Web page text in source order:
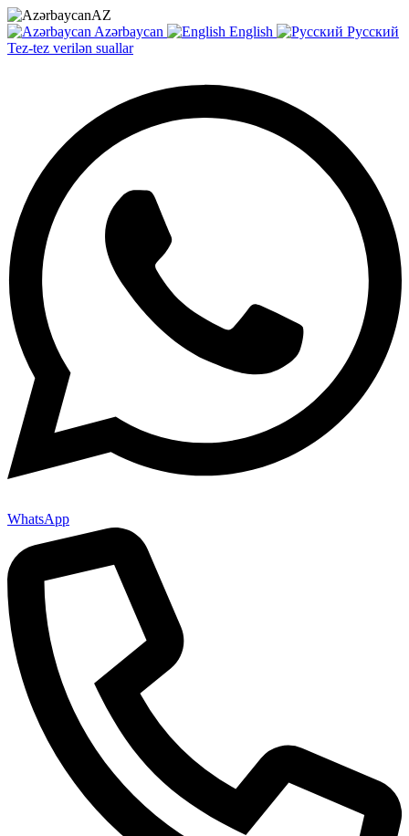
AZ
Azərbaycan
English
Русский
Tez-tez verilən suallar
WhatsApp